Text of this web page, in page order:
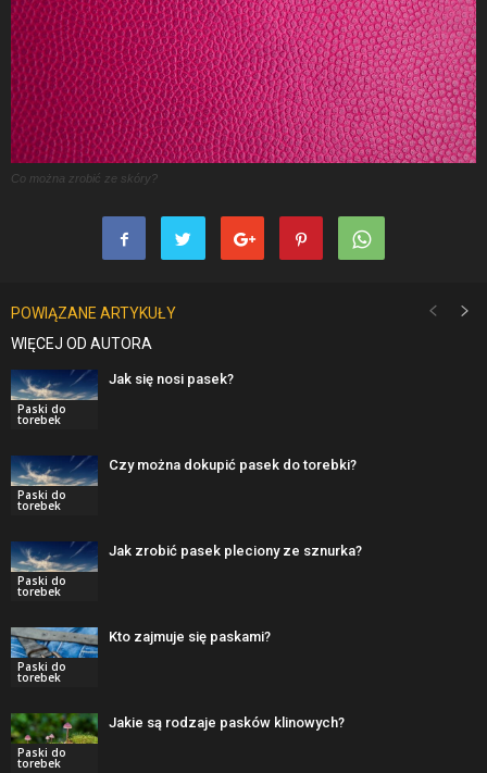
Co można zrobić ze skóry?
POWIĄZANE ARTYKUŁY
WIĘCEJ OD AUTORA
Paski do
torebek
Jak się nosi pasek?
Paski do
torebek
Czy można dokupić pasek do torebki?
Paski do
torebek
Jak zrobić pasek pleciony ze sznurka?
Paski do
torebek
Kto zajmuje się paskami?
Paski do
torebek
Jakie są rodzaje pasków klinowych?